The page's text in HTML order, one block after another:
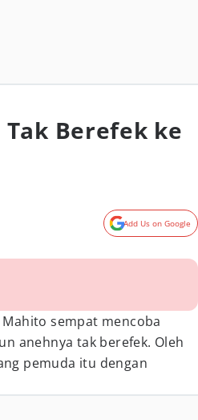
Berefek ke
Add Us on Google
sempat mencoba
anehnya tak berefek. Oleh
pemuda itu dengan